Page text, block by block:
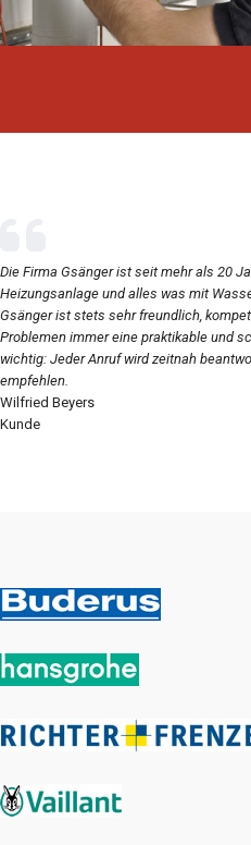
Die Firma Gsänger ist seit mehr als 20
Heizungsanlage und alles was mit
Gsänger ist stets sehr freundlich,
Problemen immer eine praktikable und
wichtig: Jeder Anruf wird zeitnah
empfehlen.
Wilfried Beyers
Kunde